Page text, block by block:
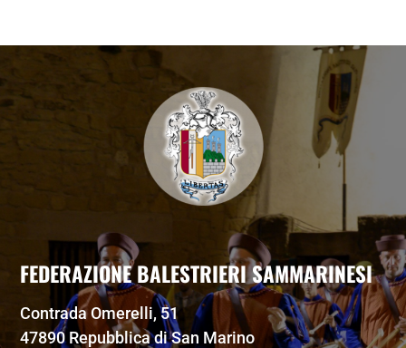
FEDERAZIONE BALESTRIERI SAMMARINESI
Contrada Omerelli, 51
47890 Repubblica di San Marino